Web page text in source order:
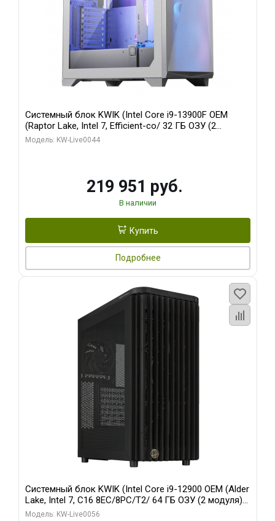
Системный блок KWIK (Intel Core i9-13900F OEM
(Raptor Lake, Intel 7, Efficient-co/ 32 ГБ ОЗУ (2
модуля)/ Gigabyte RTX5070Ti AERO OC 16GB GDDR7
Модель: KW-Live0044
219 951 руб.
В наличии
Купить
Подробнее
Системный блок KWIK (Intel Core i9-12900 OEM (Alder
Lake, Intel 7, C16 8EC/8PC/T2/ 64 ГБ ОЗУ (2 модуля)/
Palit RTX5080 INFINITY 3 OC 16GB GDDR7 256bit 3xDP
Модель: KW-Live0056